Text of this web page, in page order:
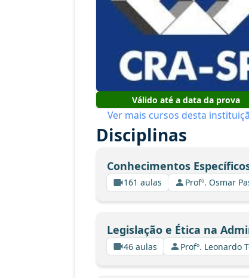
Válido até a data da prova
Ver mais cursos desta
Disciplinas
Conhecimentos
161 aulas Profº. Osmar
Legislação e Ética na
46 aulas Profº. Leonardo